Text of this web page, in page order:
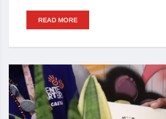
READ MORE